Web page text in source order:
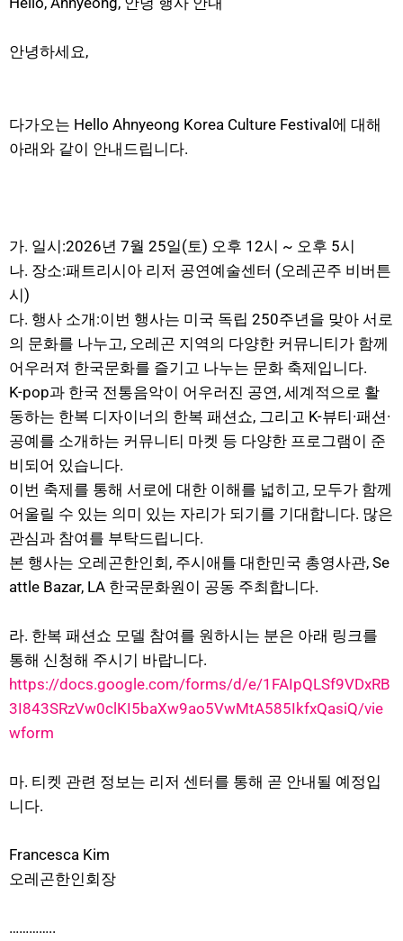
안녕하세요,
다가오는 Hello Ahnyeong Korea Culture Festival에 대해
아래와 같이 안내드립니다.
가. 일시:2026년 7월 25일(토) 오후 12시 ~ 오후 5시
나. 장소:패트리시아 리저 공연예술센터 (오레곤주 비버튼
시)
다. 행사 소개:이번 행사는 미국 독립 250주년을 맞아 서로
의 문화를 나누고, 오레곤 지역의 다양한 커뮤니티가 함께
어우러져 한국문화를 즐기고 나누는 문화 축제입니다.
K-pop과 한국 전통음악이 어우러진 공연, 세계적으로 활
동하는 한복 디자이너의 한복 패션쇼, 그리고 K-뷰티·패션·
공예를 소개하는 커뮤니티 마켓 등 다양한 프로그램이 준
비되어 있습니다.
이번 축제를 통해 서로에 대한 이해를 넓히고, 모두가 함께
어울릴 수 있는 의미 있는 자리가 되기를 기대합니다. 많은
관심과 참여를 부탁드립니다.
본 행사는 오레곤한인회, 주시애틀 대한민국 총영사관, Se
attle Bazar, LA 한국문화원이 공동 주최합니다.
라. 한복 패션쇼 모델 참여를 원하시는 분은 아래 링크를
통해 신청해 주시기 바랍니다.
https://docs.google.com/forms/d/e/1FAIpQLSf9VDxRB
3I843SRzVw0clKI5baXw9ao5VwMtA585IkfxQasiQ/vie
wform
마. 티켓 관련 정보는 리저 센터를 통해 곧 안내될 예정입
니다.
Francesca Kim
오레곤한인회장
…………..